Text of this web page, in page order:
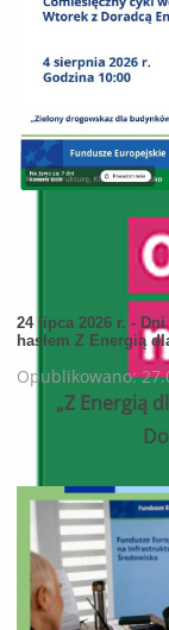
24 lipca 2026 r. -
hasłem Z Energią
Opublikowano:
„Z Energią